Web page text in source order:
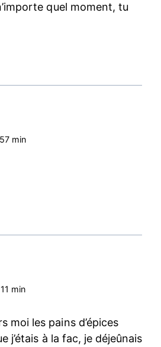
quel moment, tu
min
min
moi les pains d’épices
j’étais à la fac, je déjeûnais